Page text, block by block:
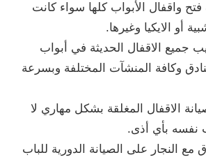
فتح واقفال الأبواب كلها سواء كانت
أو الايكيا وغيرها.
جميع الاقفال الحديثة في أبواب
وكافة المنشآت المختلفة وبسرعة
الاقفال المغلقة بشكل مهاري لا
نفسه بأي أذى.
مع النجار على الصيانة الدورية للباب